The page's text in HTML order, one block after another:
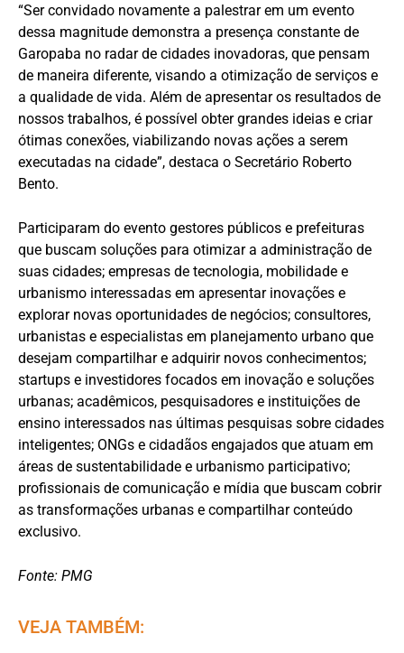
“Ser convidado novamente a palestrar em um evento
dessa magnitude demonstra a presença constante de
Garopaba no radar de cidades inovadoras, que pensam
de maneira diferente, visando a otimização de serviços e
a qualidade de vida. Além de apresentar os resultados de
nossos trabalhos, é possível obter grandes ideias e criar
ótimas conexões, viabilizando novas ações a serem
executadas na cidade”, destaca o Secretário Roberto
Bento.
Participaram do evento gestores públicos e prefeituras
que buscam soluções para otimizar a administração de
suas cidades; empresas de tecnologia, mobilidade e
urbanismo interessadas em apresentar inovações e
explorar novas oportunidades de negócios; consultores,
urbanistas e especialistas em planejamento urbano que
desejam compartilhar e adquirir novos conhecimentos;
startups e investidores focados em inovação e soluções
urbanas; acadêmicos, pesquisadores e instituições de
ensino interessados nas últimas pesquisas sobre cidades
inteligentes; ONGs e cidadãos engajados que atuam em
áreas de sustentabilidade e urbanismo participativo;
profissionais de comunicação e mídia que buscam cobrir
as transformações urbanas e compartilhar conteúdo
exclusivo.
Fonte: PMG
VEJA TAMBÉM: